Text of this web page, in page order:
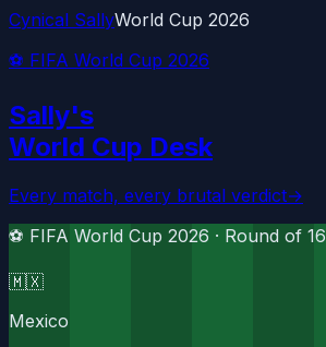
Cynical SallyWorld Cup 2026
⚽ FIFA World Cup 2026
Sally's
World Cup Desk
Every match, every brutal verdict→
⚽ FIFA World Cup 2026 · Round of 16
🇲🇽
Mexico